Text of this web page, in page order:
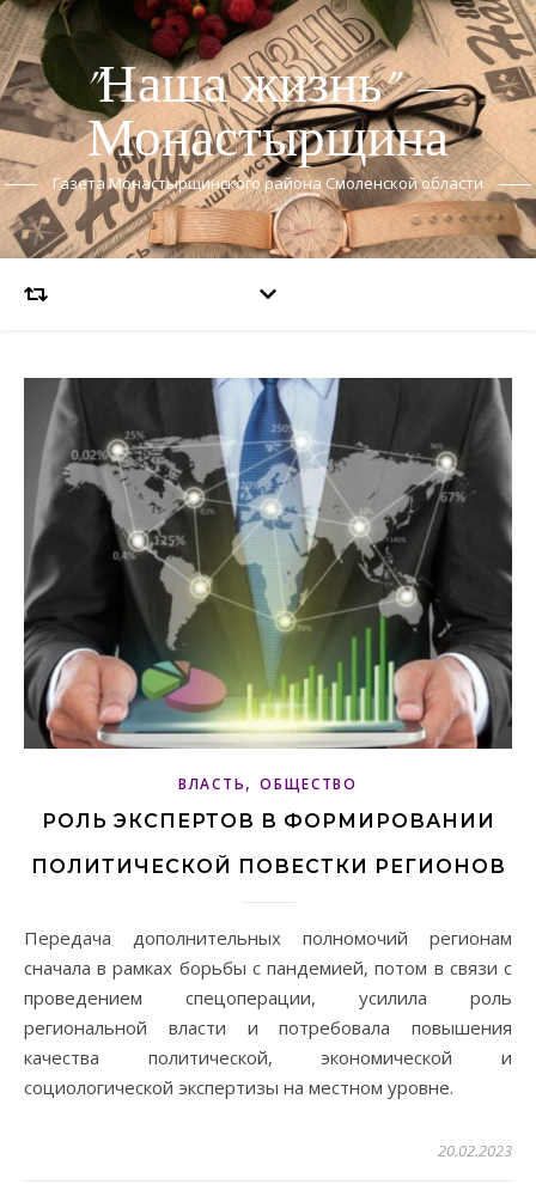
"Наша жизнь" —
Монастырщина
Газета Монастырщинского района Смоленской области
ВЛАСТЬ,ОБЩЕСТВО
РОЛЬ ЭКСПЕРТОВ В ФОРМИРОВАНИИ
ПОЛИТИЧЕСКОЙ ПОВЕСТКИ РЕГИОНОВ
Передача дополнительных полномочий регионам
сначала в рамках борьбы с пандемией, потом в связи с
проведением спецоперации, усилила роль
региональной власти и потребовала повышения
качества политической, экономической и
социологической экспертизы на местном уровне.
20.02.2023